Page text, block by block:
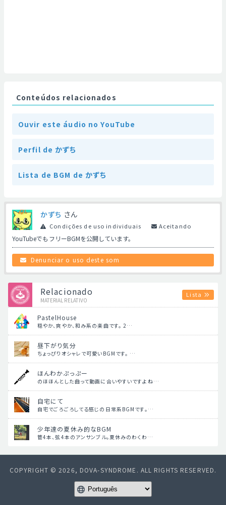
Conteúdos relacionados
Ouvir este áudio no YouTube
Perfil de かずち
Lista de BGM de かずち
かずち さん
Condições de uso individuais Aceitando
YouTubeでもフリーBGMを公開しています。
Denunciar o uso deste som
Relacionado
MATERIAL RELATIVO
Lista
PastelHouse
穏やか、爽やか、和み系の楽曲です。 2…
昼下がり気分
ちょっぴりオシャレで可愛いBGMです。 …
ほんわかぷっぷー
のほほんとした曲って動画に合いやすいですよね…
自宅にて
自宅でごろごろしてる感じの日常系BGMです。…
少年達の夏休み的なBGM
管4本、弦4本のアンサンブル。夏休みのわくわ…
COPYRIGHT © 2026, DOVA-SYNDROME. ALL RIGHTS RESERVED.